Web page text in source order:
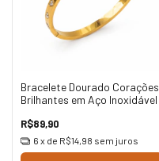
Bracelete Dourado Corações
Brilhantes em Aço Inoxidável
R$89,90
6 x de R$14,98 sem juros